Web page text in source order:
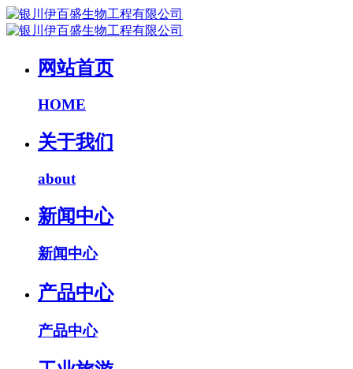
网站首页
HOME
关于我们
about
新闻中心
新闻中心
产品中心
产品中心